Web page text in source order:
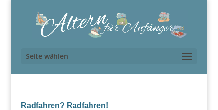
Seite wählen
Radfahren? Radfahren!